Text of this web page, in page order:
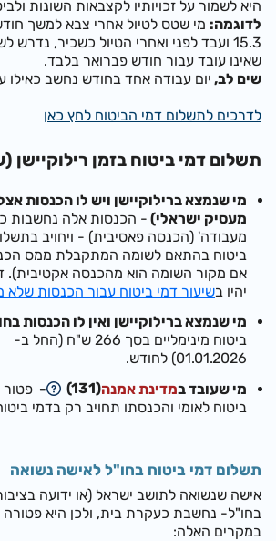
היא לשמור על זכויותיו לקצבאות השונות
לדוגמה:
15.3 ועבד לפני ואחרי הטיול כשכיר, נדרש
שאינו עובד עבור חודש פברואר בלבד.
שים לב,יום עבודה אחד בחודש נחשב כאילו
לדרכים לתשלום דמי הביטוח לחץ כאן
תשלום דמי ביטוח בזמן רילוקיישן
מי שנמצא ברילוקיישן ויש לו הכנסות אצל
מעסיק ישראלי)- הכנסות אלה נחשבות כ-
מעבודה' (הכנסה פאסיבית) - ויחויב בתשלום
ביטוחבהתאם לשומה המתקבלת ממס
אם מקור השומה הוא מהכנסה אקטיבית).
יהיו ב שיעור דמי ביטוח עבור הכנסות שלא
מי שנמצא ברילוקיישן ואין לו הכנסות
ביטוח מינימליים בסך
266 ש"ח (החל ב-
01.01.2026) לחודש.
מי שעובדבמדינת אמנה(131)
-פטור
ביטוח לאומי והכנסתו תחויב רק בדמי ביטוח
תשלום דמי ביטוח בחו"ל לאישה נשואה
אישה שנשואה לתושב ישראל (או ידועה בציבור)
בחו"ל- נחשבת כעקרת בית, ולכן היא פטורה
במקרים האלה: